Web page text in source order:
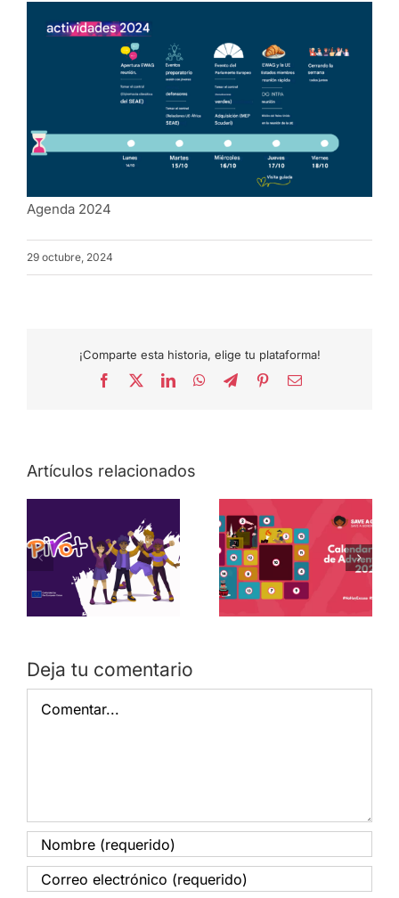
Agenda 2024
29 octubre, 2024
¡Comparte esta historia, elige tu plataforma!
Facebook
LinkedInWhatsApp
TelegramPinterestCorreo
Artículos relacionados
Deja tu comentario
Comentar